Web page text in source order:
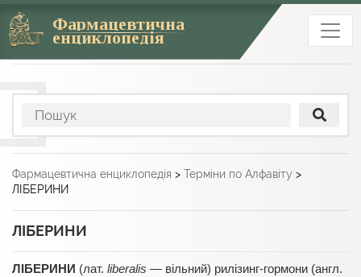
Фармацевтична
енциклопедія
Фармацевтична енциклопедія > Терміни по Алфавіту >
ЛІБЕРИНИ
ЛІБЕРИНИ
ЛІБЕРИНИ (лат. liberalis — вільний) рилізинг-гормони (англ.